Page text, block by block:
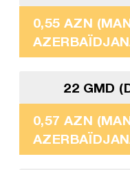
0,55 AZN
22 GMD
0,57 AZN